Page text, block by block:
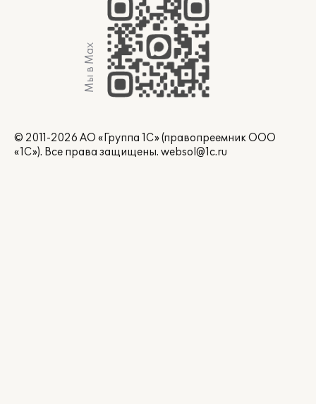
Мы в Max
© 2011-2026 АО «Группа 1С» (правопреемник ООО
«1С»). Все права защищены. websol@1c.ru